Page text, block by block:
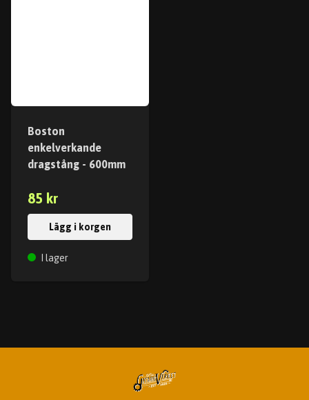
Boston
enkelverkande
dragstång - 600mm
85 kr
Lägg i korgen
I lager